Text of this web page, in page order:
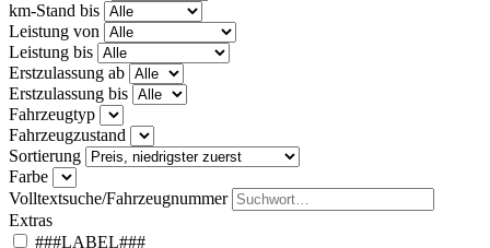
km-Stand bis
Leistung von
Leistung bis
Erstzulassung ab
Erstzulassung bis
Fahrzeugtyp
Fahrzeugzustand
Sortierung
Farbe
Volltextsuche/Fahrzeugnummer
Extras
###LABEL###